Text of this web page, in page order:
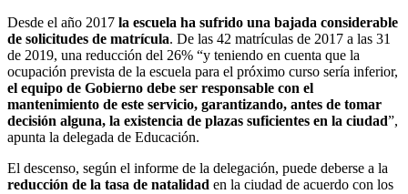
Desde el año 2017 la escuela ha sufrido una bajada considerable
de solicitudes de matrícula. De las 42 matrículas de 2017 a las 31
de 2019, una reducción del 26% “y teniendo en cuenta que la
ocupación prevista de la escuela para el próximo curso sería inferior,
el equipo de Gobierno debe ser responsable con el
mantenimiento de este servicio, garantizando, antes de tomar
decisión alguna, la existencia de plazas suficientes en la ciudad”,
apunta la delegada de Educación.
El descenso, según el informe de la delegación, puede deberse a la
reducción de la tasa de natalidad en la ciudad de acuerdo con los